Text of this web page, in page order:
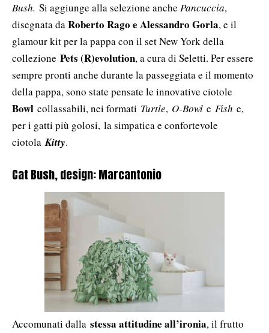
Bush. Si aggiunge alla selezione anche Pancuccia,
disegnata daRoberto Rago e Alessandro Gorla, e il
glamour kit per la pappa con il set New York della
collezione Pets (R)evolution, a cura di Seletti. Per essere
sempre pronti anche durante la passeggiata e il momento
della pappa, sono state pensate le innovative ciotole
Bowl collassabili, nei formati Turtle, O-Bowl e Fish e,
per i gatti più golosi, la simpatica e confortevole
ciotolaKitty.
Cat Bush, design: Marcantonio
Accomunati dalla stessa attitudine all’ironia, il frutto